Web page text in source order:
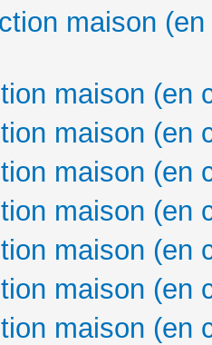
maison
maison (en
maison (en
maison (en
maison (en
maison (en
maison (en
maison (en